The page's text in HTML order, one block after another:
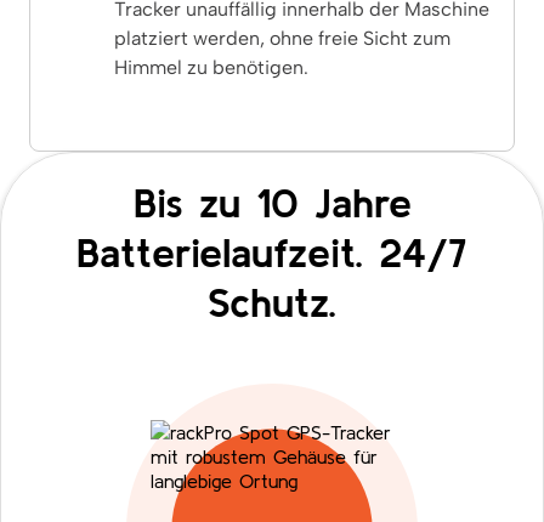
Tracker unauffällig innerhalb der Maschine
platziert werden, ohne freie Sicht zum
Himmel zu benötigen.
Bis zu 10 Jahre
Batterielaufzeit. 24/7
Schutz.